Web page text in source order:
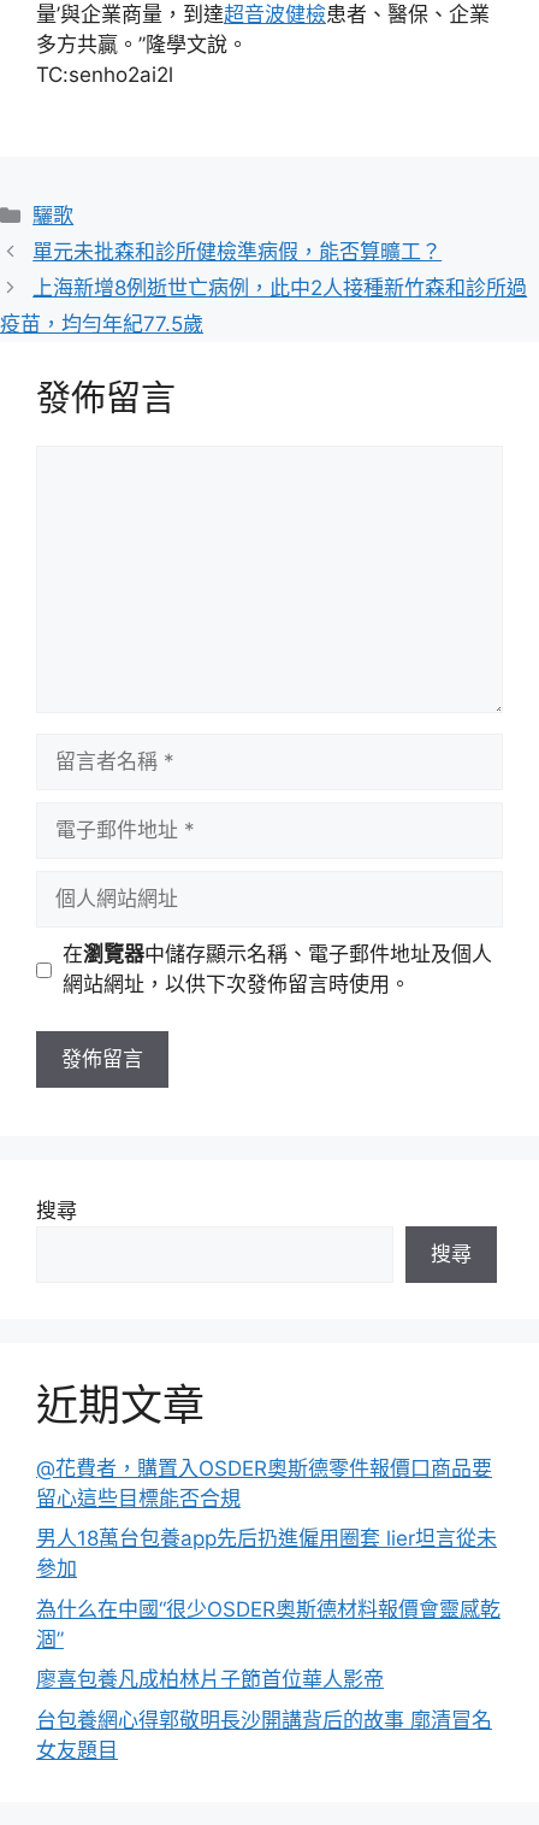
量’與企業商量，到達超音波健檢患者、醫保、企業
多方共贏。”隆學文說。
TC:senho2ai2l
分
類
驪歌
單元未批森和診所健檢準病假，能否算曠工？
上海新增8例逝世亡病例，此中2人接種新竹森和診所過
疫苗，均勻年紀77.5歲
發佈留言
址
站
址
在瀏覽器中儲存顯示名稱、電子郵件地址及個人
網站網址，以供下次發佈留言時使用。
搜尋
搜尋
近期文章
@花費者，購置入OSDER奧斯德零件報價口商品要
留心這些目標能否合規
男人18萬台包養app先后扔進僱用圈套 lier坦言從未
參加
為什么在中國“很少OSDER奧斯德材料報價會靈感乾
涸”
廖喜包養凡成柏林片子節首位華人影帝
台包養網心得郭敬明長沙開講背后的故事 廓清冒名
女友題目